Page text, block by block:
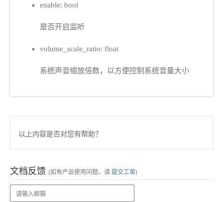
enable: bool
是否开启监听
volume_scale_ratio: float
系统声音缩放倍数，以方便控制系统音量大小
以上内容是否对您有帮助？
文档反馈 (如有产品使用问题，请提交工单)